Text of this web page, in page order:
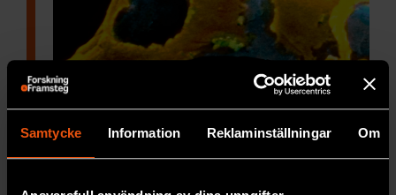
Samtycke Information Reklaminställningar Om
Blodet är fulltav ämnen som är giftiga för